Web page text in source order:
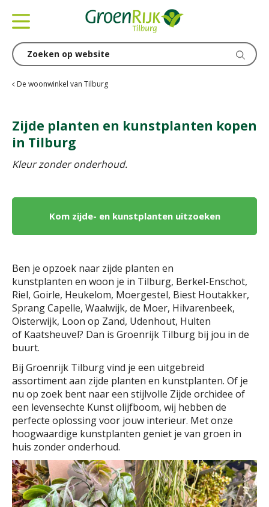
De woonwinkel van Tilburg
Zijde planten en kunstplanten kopen
in Tilburg
Kleur zonder onderhoud.
Kom zijde- en kunstplanten uitzoeken
Ben je opzoek naar zijde planten en
kunstplanten en woon je in Tilburg, Berkel-Enschot,
Riel, Goirle, Heukelom, Moergestel, Biest Houtakker,
Sprang Capelle, Waalwijk, de Moer, Hilvarenbeek,
Oisterwijk, Loon op Zand, Udenhout, Hulten
of Kaatsheuvel? Dan is Groenrijk Tilburg bij jou in de
buurt.
Bij Groenrijk Tilburg vind je een uitgebreid
assortiment aan zijde planten en kunstplanten. Of je
nu op zoek bent naar een stijlvolle Zijde orchidee of
een levensechte Kunst olijfboom, wij hebben de
perfecte oplossing voor jouw interieur. Met onze
hoogwaardige kunstplanten geniet je van groen in
huis zonder onderhoud.